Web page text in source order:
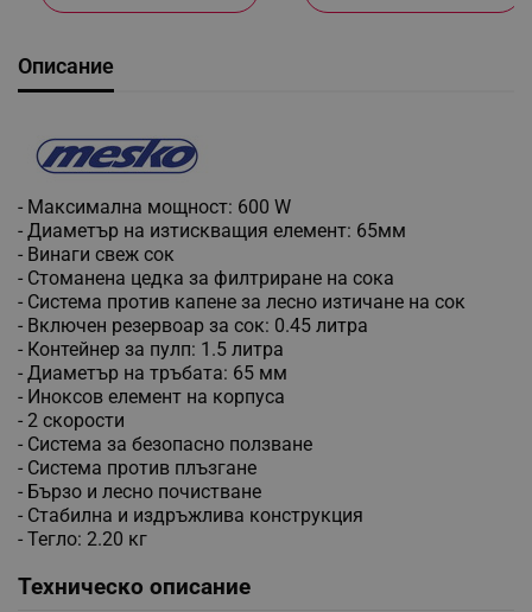
Описание
- Максимална мощност: 600 W
- Диаметър на изтискващия елемент: 65мм
- Винаги свеж сок
- Стоманена цедка за филтриране на сока
- Система против капене за лесно изтичане на сок
- Включен резервоар за сок: 0.45 литра
- Контейнер за пулп: 1.5 литра
- Диаметър на тръбата: 65 мм
- Иноксов елемент на корпуса
- 2 скорости
- Система за безопасно ползване
- Система против плъзгане
- Бързо и лесно почистване
- Стабилна и издръжлива конструкция
- Тегло: 2.20 кг
Техническо описание